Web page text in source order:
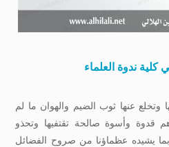
كلية ندوة العلماء
وتخلع عنها ثوب الضيم والهوان ما لم
قدوة وأسوة صالحة تقتفيها وتحذو
بما يشيده عظماؤنا من صروح الفضائل